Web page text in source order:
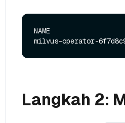
NAME
Langkah 2: